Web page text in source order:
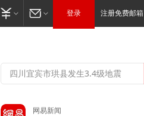
登录 注册免费邮箱
网易新闻